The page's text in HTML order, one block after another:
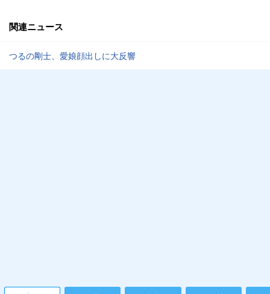
関連ニュース
つるの剛士、愛娘顔出しに大反響